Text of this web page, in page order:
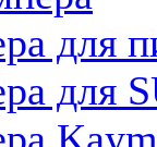
для
для